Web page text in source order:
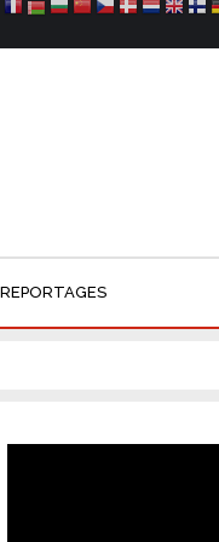
REPORTAGES